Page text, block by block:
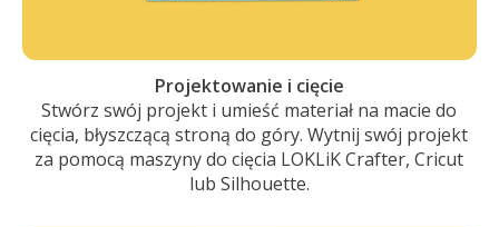
Projektowanie i cięcie
Stwórz swój projekt i umieść materiał na macie do
cięcia, błyszczącą stroną do góry. Wytnij swój projekt
za pomocą maszyny do cięcia LOKLiK Crafter, Cricut
lub Silhouette.